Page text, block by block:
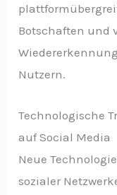
Botschaften und
Nutzern.
Technologische
auf Social Media
Neue
sozialer